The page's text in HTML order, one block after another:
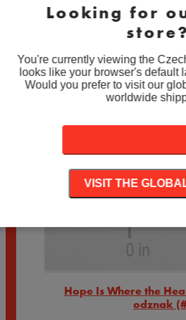
Hope Is Where the
odznak
Looking for
store?
You're currently viewing the
looks like your browser's default
Would you prefer to visit our
worldwide
VISIT THE